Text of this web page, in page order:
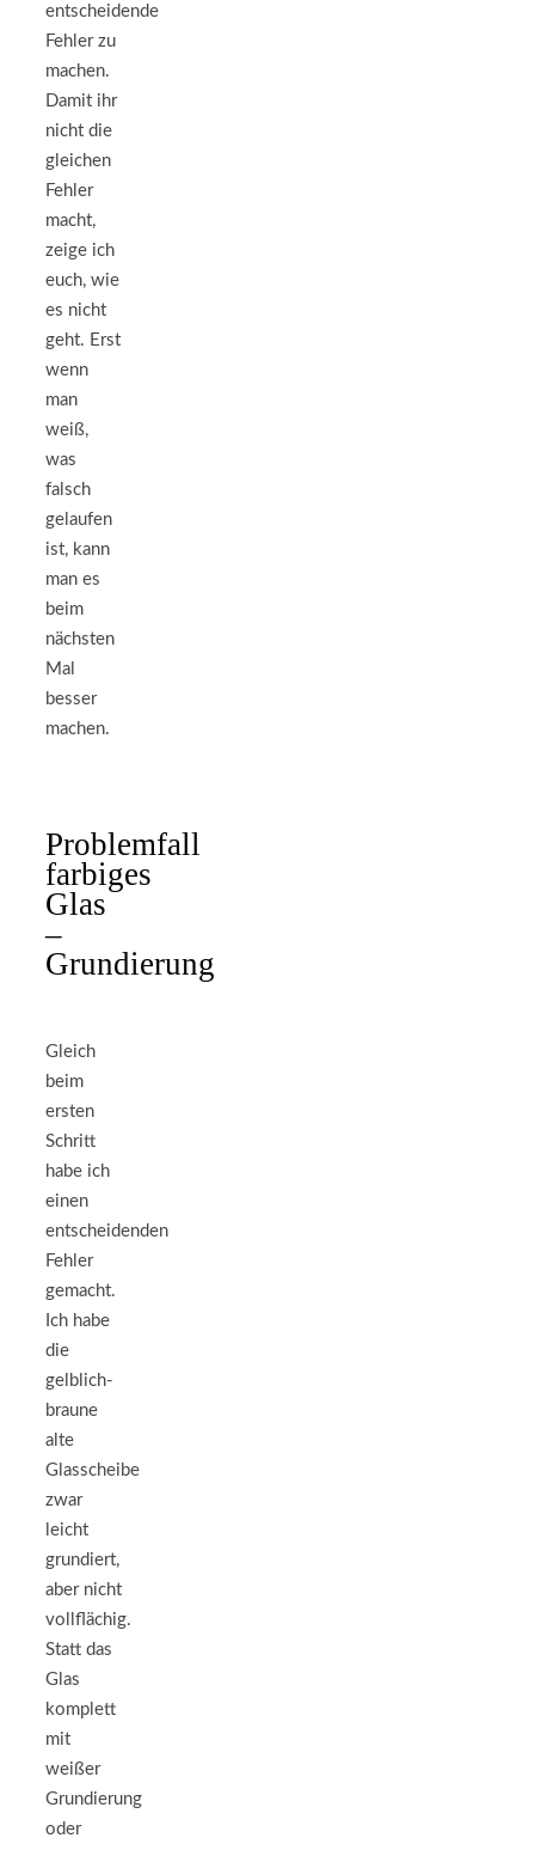
entscheidende
Fehler zu
machen.
Damit ihr
nicht die
gleichen
Fehler
macht,
zeige ich
euch, wie
es nicht
geht. Erst
wenn
man
weiß,
was
falsch
gelaufen
ist, kann
man es
beim
nächsten
Mal
besser
machen.
Problemfall
farbiges
Glas
–
Grundierung
Gleich
beim
ersten
Schritt
habe ich
einen
entscheidenden
Fehler
gemacht.
Ich habe
die
gelblich-
braune
alte
Glasscheibe
zwar
leicht
grundiert,
aber nicht
vollflächig.
Statt das
Glas
komplett
mit
weißer
Grundierung
oder